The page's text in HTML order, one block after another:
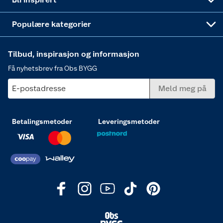
Populære kategorier
Tilbud, inspirasjon og informasjon
Få nyhetsbrev fra Obs BYGG
E-postadresse Meld meg på
Betalingsmetoder Leveringsmetoder